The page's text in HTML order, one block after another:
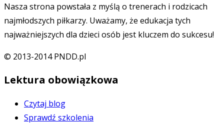
Nasza strona powstała z myślą o trenerach i rodzicach
najmłodszych piłkarzy. Uważamy, że edukacja tych
najważniejszych dla dzieci osób jest kluczem do sukcesu!
© 2013-2014 PNDD.pl
Lektura obowiązkowa
Czytaj blog
Sprawdź szkolenia